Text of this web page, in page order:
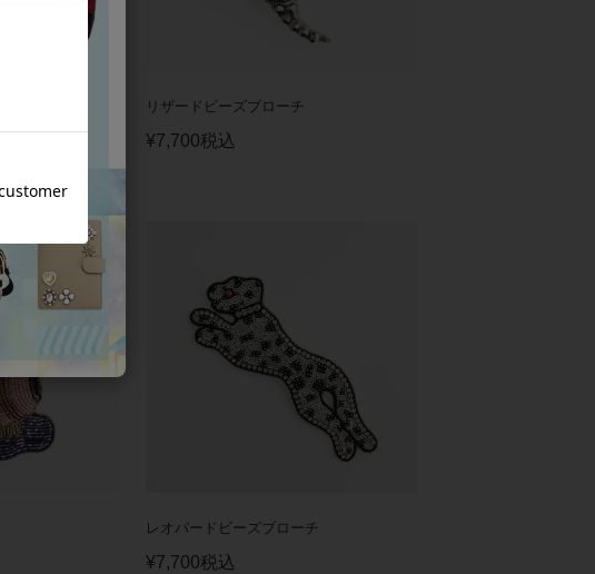
リザードビーズブローチ
¥7,700税込
レオパードビーズブローチ
¥7,700税込